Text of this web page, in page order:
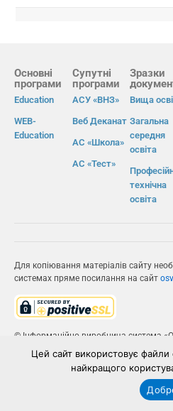
Основні
програми
Education
WEB-
Education
Супутні
програми
АСУ «ВНЗ»
Веб Деканат
АС «Школа»
АС «Тест»
Зразки
Вища
Загальна
середня
освіта
технічна
освіта
Для копіювання матеріалів сайту
системах пряме посилання на сайт
© Інформаційно-виробнича система
ІВС «ОСВІТА»
Цей сайт використовує
найкращого